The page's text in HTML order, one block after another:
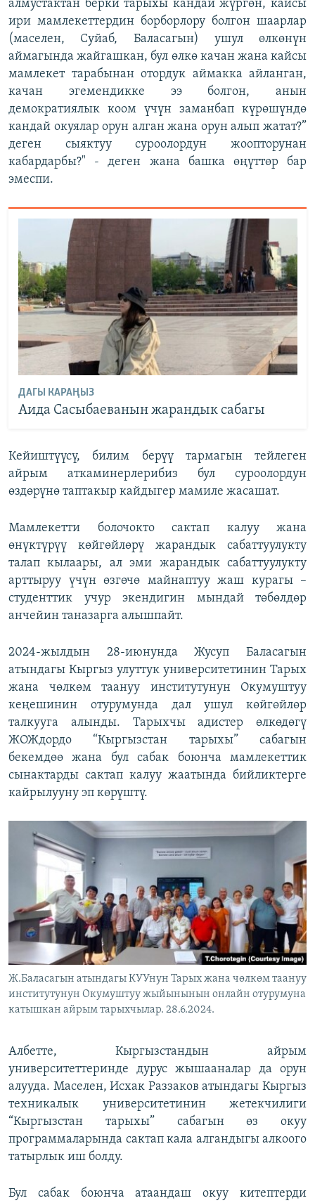
алмустактан берки тарыхы кандай жүргөн, кайсы
ири мамлекеттердин борборлору болгон шаарлар
(маселен, Суйаб, Баласагын) ушул өлкөнүн
аймагында жайгашкан, бул өлкө качан жана кайсы
мамлекет тарабынан отордук аймакка айланган,
качан эгемендикке ээ болгон, анын
демократиялык коом үчүн заманбап күрөшүндө
кандай окуялар орун алган жана орун алып жатат?”
деген сыяктуу суроолордун жоопторунан
кабардарбы?" - деген жана башка өңүттөр бар
эмеспи.
ДАГЫ КАРАҢЫЗ
Аида Сасыбаеванын жарандык сабагы
Кейиштүүсү, билим берүү тармагын тейлеген
айрым аткаминерлерибиз бул суроолордун
өздөрүнө таптакыр кайдыгер мамиле жасашат.
Мамлекетти болочокто сактап калуу жана
өнүктүрүү көйгөйлөрү жарандык сабаттуулукту
талап кылаары, ал эми жарандык сабаттуулукту
арттыруу үчүн өзгөчө майнаптуу жаш курагы –
студенттик учур экендигин мындай төбөлдөр
анчейин таназарга алышпайт.
2024-жылдын 28-июнунда Жусуп Баласагын
атындагы Кыргыз улуттук университетинин Тарых
жана чөлкөм таануу институтунун Окумуштуу
кеңешинин отурумунда дал ушул көйгөйлөр
талкууга алынды. Тарыхчы адистер өлкөдөгү
ЖОЖдордо “Кыргызстан тарыхы” сабагын
бекемдөө жана бул сабак боюнча мамлекеттик
сынактарды сактап калуу жаатында бийликтерге
кайрылууну эп көрүштү.
Ж.Баласагын атындагы КУУнун Тарых жана чөлкөм таануу
институтунун Окумуштуу жыйынынын онлайн отурумуна
катышкан айрым тарыхчылар. 28.6.2024.
Албетте, Кыргызстандын айрым
университеттеринде дурус жышааналар да орун
алууда. Маселен, Исхак Раззаков атындагы Кыргыз
техникалык университетинин жетекчилиги
“Кыргызстан тарыхы” сабагын өз окуу
программаларында сактап кала алгандыгы алкоого
татырлык иш болду.
Бул сабак боюнча атаандаш окуу китептерди